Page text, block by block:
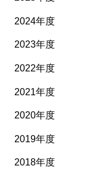
2024年度
2023年度
2022年度
2021年度
2020年度
2019年度
2018年度